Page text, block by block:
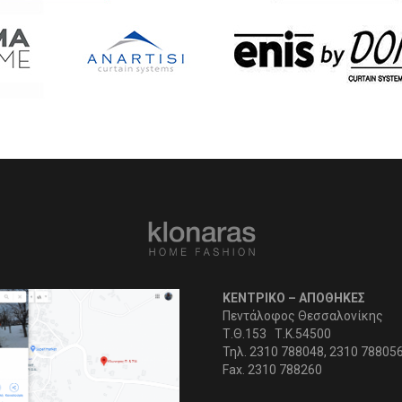
ΚΕΝΤΡΙΚΟ – ΑΠΟΘΗΚΕΣ
Πεντάλοφος Θεσσαλονίκης
Τ.Θ.153 Τ.Κ.54500
Τηλ. 2310 788048, 2310
Fax. 2310 788260